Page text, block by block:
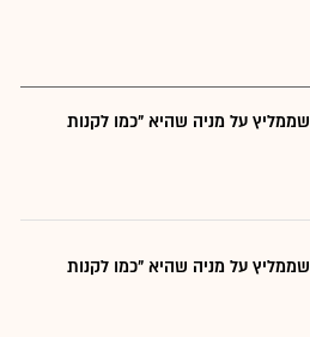
על מניה שהיא "כמו לקנות
על מניה שהיא "כמו לקנות